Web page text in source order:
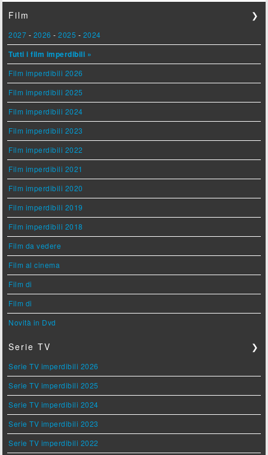
Film ❯
2027 - 2026 -2025 - 2024
Tutti i film imperdibili »
Film imperdibili 2026
Film imperdibili 2025
Film imperdibili 2024
Film imperdibili 2023
Film imperdibili 2022
Film imperdibili 2021
Film imperdibili 2020
Film imperdibili 2019
Film imperdibili 2018
Film da vedere
Film al cinema
Film di
Film di
Novità in Dvd
Serie TV ❯
Serie TV imperdibili 2026
Serie TV imperdibili 2025
Serie TV imperdibili 2024
Serie TV imperdibili 2023
Serie TV imperdibili 2022